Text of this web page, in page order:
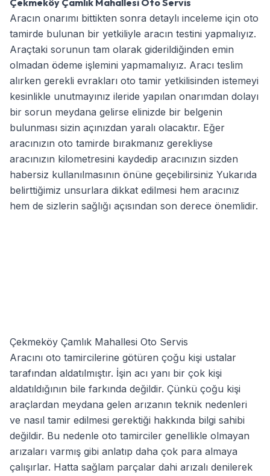
Çekmeköy Çamlık Mahallesi Oto Servis
Aracın onarımı bittikten sonra detaylı inceleme için oto
tamirde bulunan bir yetkiliyle aracın testini yapmalıyız.
Araçtaki sorunun tam olarak giderildiğinden emin
olmadan ödeme işlemini yapmamalıyız. Aracı teslim
alırken gerekli evrakları oto tamir yetkilisinden istemeyi
kesinlikle unutmayınız ileride yapılan onarımdan dolayı
bir sorun meydana gelirse elinizde bir belgenin
bulunması sizin açınızdan yaralı olacaktır. Eğer
aracınızın oto tamirde bırakmanız gerekliyse
aracınızın kilometresini kaydedip aracınızın sizden
habersiz kullanılmasının önüne geçebilirsiniz Yukarıda
belirttiğimiz unsurlara dikkat edilmesi hem aracınız
hem de sizlerin sağlığı açısından son derece önemlidir.
Çekmeköy Çamlık Mahallesi Oto Servis
Aracını oto tamircilerine götüren çoğu kişi ustalar
tarafından aldatılmıştır. İşin acı yanı bir çok kişi
aldatıldığının bile farkında değildir. Çünkü çoğu kişi
araçlardan meydana gelen arızanın teknik nedenleri
ve nasıl tamir edilmesi gerektiği hakkında bilgi sahibi
değildir. Bu nedenle oto tamirciler genellikle olmayan
arızaları varmış gibi anlatıp daha çok para almaya
çalışırlar. Hatta sağlam parçalar dahi arızalı denilerek